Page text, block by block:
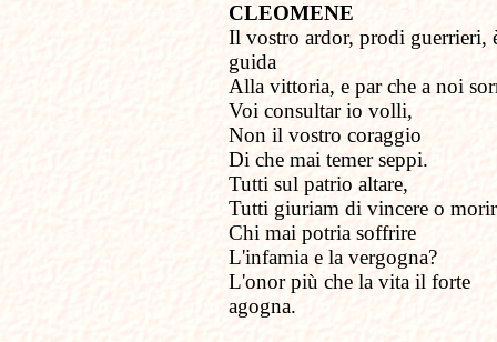
CLEOMENE
Il vostro ardor, prodi guerrieri,
guida
Alla vittoria, e par che a noi
Voi consultar io volli,
Non il vostro coraggio
Di che mai temer seppi.
Tutti sul patrio altare,
Tutti giuriam di vincere o
Chi mai potria soffrire
L'infamia e la vergogna?
L'onor più che la vita il forte
agogna.